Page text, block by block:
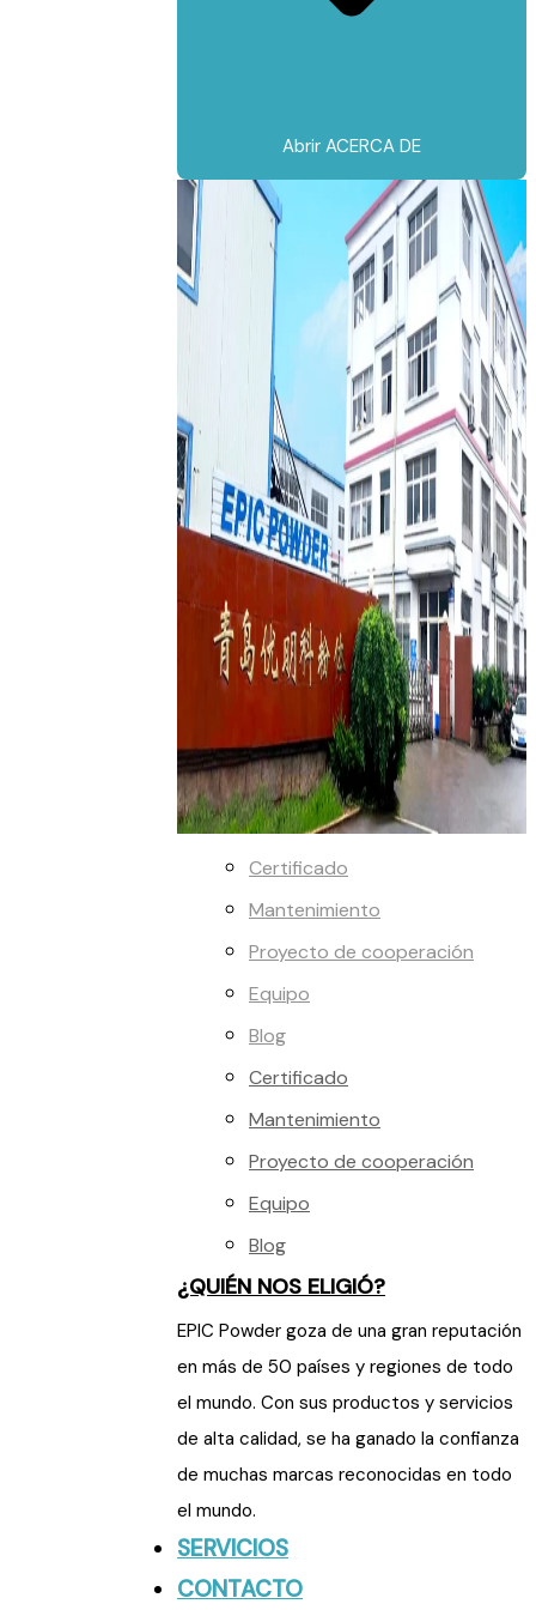
Abrir ACERCA DE
Certificado
Mantenimiento
Proyecto de cooperación
Equipo
Blog
Certificado
Mantenimiento
Proyecto de cooperación
Equipo
Blog
¿QUIÉN NOS ELIGIÓ?
EPIC Powder goza de una gran reputación
en más de 50 países y regiones de todo
el mundo. Con sus productos y servicios
de alta calidad, se ha ganado la confianza
de muchas marcas reconocidas en todo
el mundo.
SERVICIOS
CONTACTO